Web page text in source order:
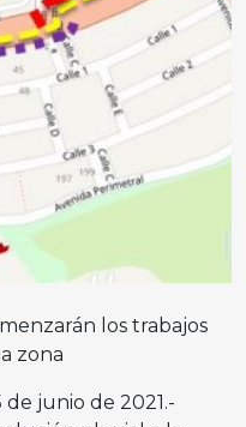
los trabajos
zona
de junio de 2021.-